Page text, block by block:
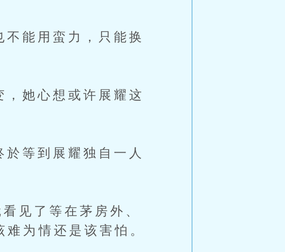
能用蛮力，只能换
她心想或许展耀这
等到展耀独自一人
了等在茅房外、
为情还是该害怕。